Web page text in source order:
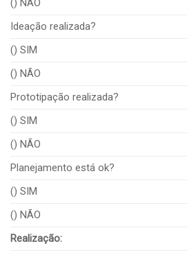
() NÃO
Ideação realizada?
() SIM
() NÃO
Prototipação realizada?
() SIM
() NÃO
Planejamento está ok?
() SIM
() NÃO
Realização: